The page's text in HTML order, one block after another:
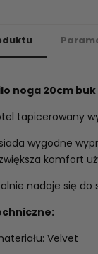
noga 20cm
tapicerowany
wygodne
komfort
nadaje się do
Velvet